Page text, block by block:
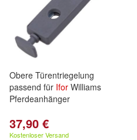
Obere Türentriegelung
passend für Ifor Williams
Pferdeanhänger
37,90 €
Kostenloser Versand